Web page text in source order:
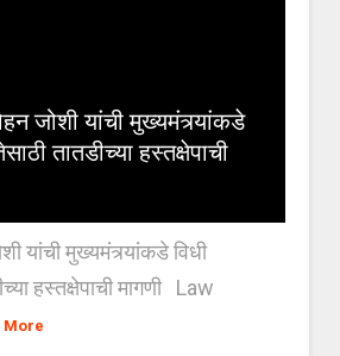
जोशी यांची मुख्यमंत्र्यांकडे
तातडीच्या हस्तक्षेपाची
यांची मुख्यमंत्र्यांकडे विधी
हस्तक्षेपाची मागणी Law
More